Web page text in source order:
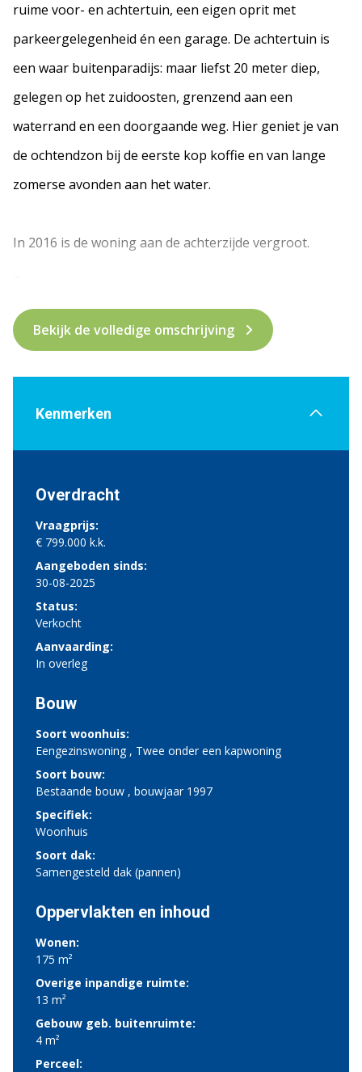
ruime voor- en achtertuin, een eigen oprit met
parkeergelegenheid én een garage. De achtertuin is
een waar buitenparadijs: maar liefst 20 meter diep,
gelegen op het zuidoosten, grenzend aan een
waterrand en een doorgaande weg. Hier geniet je van
de ochtendzon bij de eerste kop koffie en van lange
zomerse avonden aan het water.
In 2016 is de woning aan de achterzijde vergroot.
Bekijk de volledige omschrijving
Kenmerken
Overdracht
Vraagprijs:
€ 799.000 k.k.
Aangeboden sinds:
30-08-2025
Status:
Verkocht
Aanvaarding:
In overleg
Bouw
Soort woonhuis:
Eengezinswoning , Twee onder een kapwoning
Soort bouw:
Bestaande bouw , bouwjaar 1997
Specifiek:
Woonhuis
Soort dak:
Samengesteld dak (pannen)
Oppervlakten en inhoud
Wonen:
175 m²
Overige inpandige ruimte:
13 m²
Gebouw geb. buitenruimte:
4 m²
Perceel: